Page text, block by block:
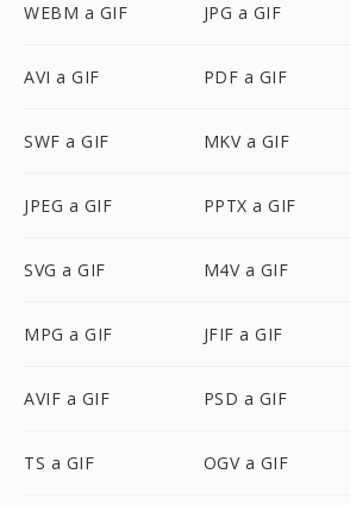
WEBM a GIF JPG a GIF
AVI a GIF PDF a GIF
SWF a GIF MKV a GIF
JPEG a GIF PPTX a GIF
SVG a GIF M4V a GIF
MPG a GIF JFIF a GIF
AVIF a GIF PSD a GIF
TS a GIF OGV a GIF